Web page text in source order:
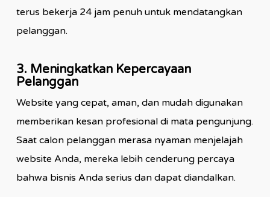
terus bekerja 24 jam penuh untuk mendatangkan
pelanggan.
3. Meningkatkan Kepercayaan
Pelanggan
Website yang cepat, aman, dan mudah digunakan
memberikan kesan profesional di mata pengunjung.
Saat calon pelanggan merasa nyaman menjelajah
website Anda, mereka lebih cenderung percaya
bahwa bisnis Anda serius dan dapat diandalkan.